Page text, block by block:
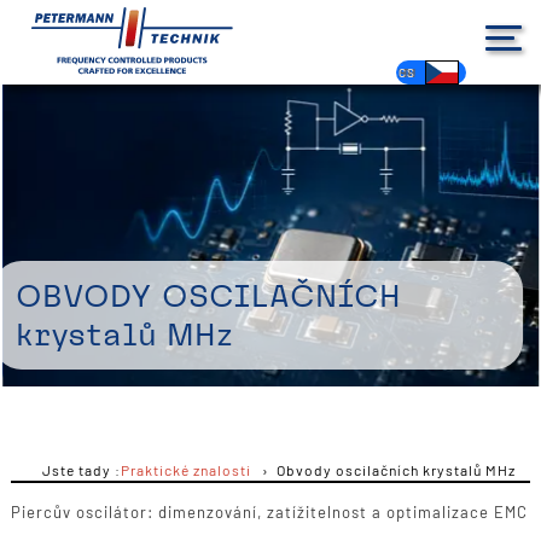
DE
EN
FR
ES
PL
IT
NL
HU
CS
Obvody oscilačních
krystalů MHz
Jste tady : Praktické znalosti Obvody oscilačních krystalů MHz
Piercův oscilátor: dimenzování, zatížitelnost a optimalizace EMC